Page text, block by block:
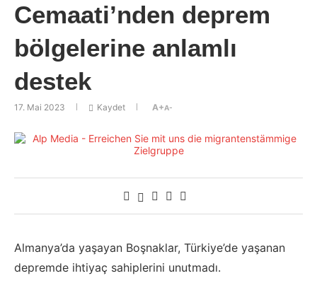
Cemaati’nden deprem
bölgelerine anlamlı
destek
17. Mai 2023 Kaydet A+A-
Almanya’da yaşayan Boşnaklar, Türkiye’de yaşanan
depremde ihtiyaç sahiplerini unutmadı.